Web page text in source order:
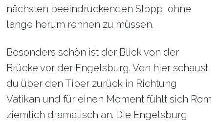
nächsten beeindruckenden Stopp, ohne
lange herum rennen zu müssen.
Besonders schön ist der Blick von der
Brücke vor der Engelsburg. Von hier schaust
du über den Tiber zurück in Richtung
Vatikan und für einen Moment fühlt sich Rom
ziemlich dramatisch an. Die Engelsburg